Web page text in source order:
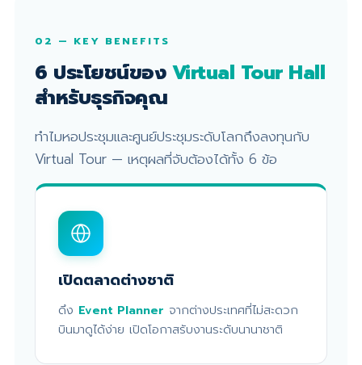
02 — KEY BENEFITS
6 ประโยชน์ของVirtual Tour Hall
สำหรับธุรกิจคุณ
ทำไมหอประชุมและศูนย์ประชุมระดับโลกถึงลงทุนกับ
Virtual Tour — เหตุผลที่จับต้องได้ทั้ง 6 ข้อ
เปิดตลาดต่างชาติ
ดึง Event Planner จากต่างประเทศที่ไม่สะดวก
บินมาดูได้ง่าย เปิดโอกาสรับงานระดับนานาชาติ